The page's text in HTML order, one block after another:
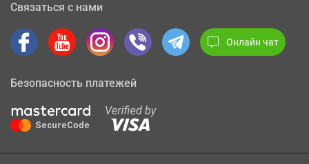
Связаться с нами
Онлайн чат
Безопасность платежей